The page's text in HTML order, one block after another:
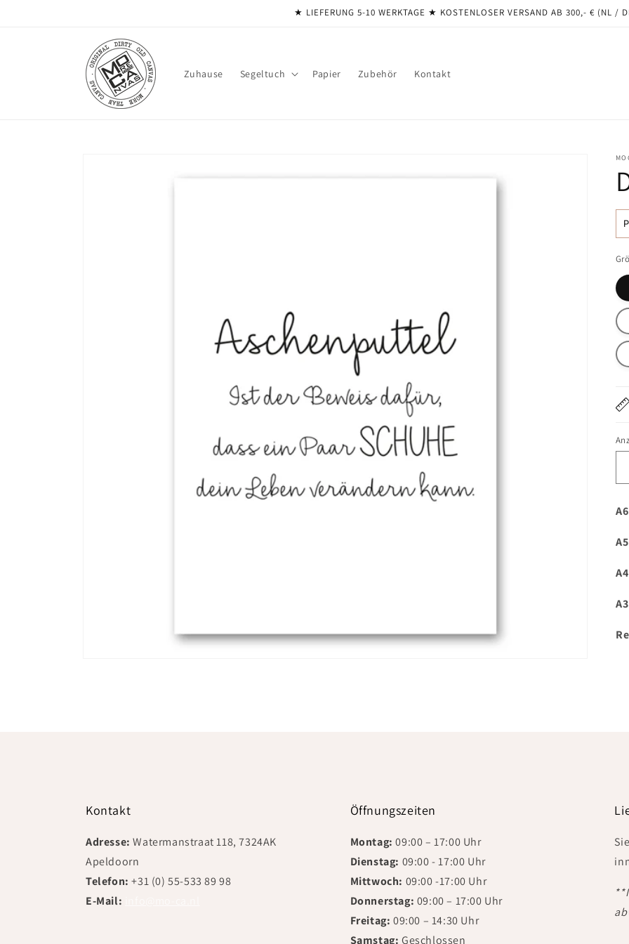
★ LIEFERUNG 5-10 WERKTAGE ★ ​​KOSTENLOSER VERSAND AB 300,- € (NL /
Zuhause Segeltuch Papier Zubehör Kontakt
Kontakt
Adresse: Watermanstraat 118, 7324AK
Apeldoorn
Telefon: +31 (0) 55-533 89 98
E-Mail:
Öffnungszeiten
Montag: 09:00 – 17:00 Uhr
Dienstag: 09:00 - 17:00 Uhr
Mittwoch: 09:00 -17:00 Uhr
Donnerstag: 09:00 – 17:00 Uhr
Freitag: 09:00 – 14:30 Uhr
Samstag: Geschlossen